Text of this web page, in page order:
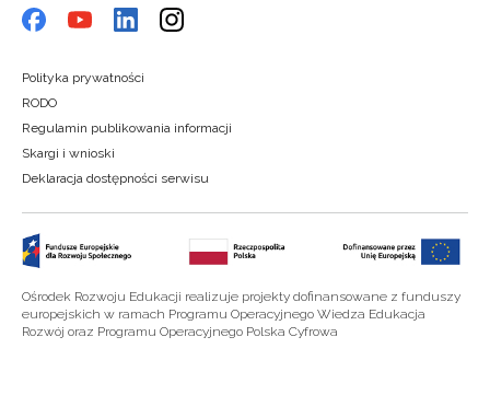
Polityka prywatności
RODO
Regulamin publikowania informacji
Skargi i wnioski
Deklaracja dostępności serwisu
Ośrodek Rozwoju Edukacji realizuje projekty dofinansowane z funduszy
europejskich w ramach Programu Operacyjnego Wiedza Edukacja
Rozwój oraz Programu Operacyjnego Polska Cyfrowa